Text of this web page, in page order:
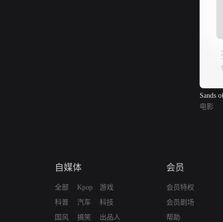
Sands
电影
自媒体
全部
科普
国风
Kpop
汽车
搞笑
游戏
科技
出品人
会员
会员特权
会员剧场
帮助